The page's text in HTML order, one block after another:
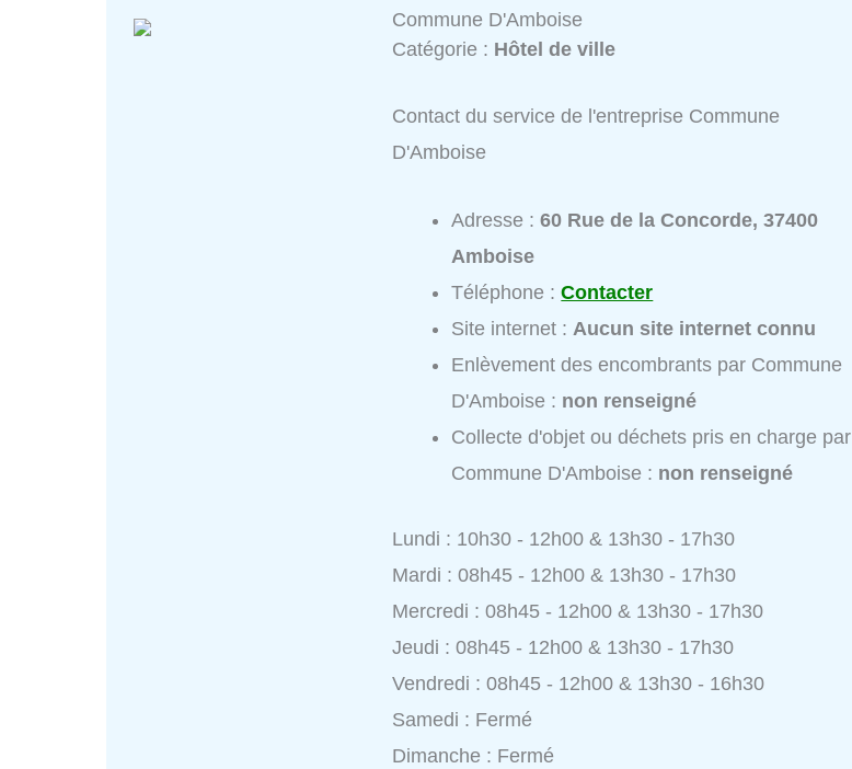
Commune D'Amboise
Catégorie : Hôtel de ville
Contact du service de l'entreprise Commune
D'Amboise
Adresse :60 Rue de la Concorde, 37400
Amboise
Téléphone :Contacter
Site internet :Aucun site internet connu
Enlèvement des encombrants par Commune
D'Amboise : non renseigné
Collecte d'objet ou déchets pris en charge par
Commune D'Amboise : non renseigné
Lundi : 10h30 - 12h00 & 13h30 - 17h30
Mardi : 08h45 - 12h00 & 13h30 - 17h30
Mercredi : 08h45 - 12h00 & 13h30 - 17h30
Jeudi : 08h45 - 12h00 & 13h30 - 17h30
Vendredi : 08h45 - 12h00 & 13h30 - 16h30
Samedi : Fermé
Dimanche : Fermé